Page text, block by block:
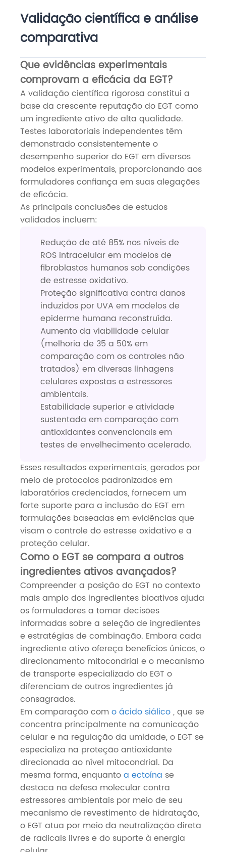
Validação científica e análise
comparativa
Que evidências experimentais
comprovam a eficácia da EGT?
A validação científica rigorosa constitui a
base da crescente reputação do EGT como
um ingrediente ativo de alta qualidade.
Testes laboratoriais independentes têm
demonstrado consistentemente o
desempenho superior do EGT em diversos
modelos experimentais, proporcionando aos
formuladores confiança em suas alegações
de eficácia.
As principais conclusões de estudos
validados incluem:
Redução de até 85% nos níveis de
ROS intracelular em modelos de
fibroblastos humanos sob condições
de estresse oxidativo.
Proteção significativa contra danos
induzidos por UVA em modelos de
epiderme humana reconstruída.
Aumento da viabilidade celular
(melhoria de 35 a 50% em
comparação com os controles não
tratados) em diversas linhagens
celulares expostas a estressores
ambientais.
Estabilidade superior e atividade
sustentada em comparação com
antioxidantes convencionais em
testes de envelhecimento acelerado.
Esses resultados experimentais, gerados por
meio de protocolos padronizados em
laboratórios credenciados, fornecem um
forte suporte para a inclusão do EGT em
formulações baseadas em evidências que
visam o controle do estresse oxidativo e a
proteção celular.
Como o EGT se compara a outros
ingredientes ativos avançados?
Compreender a posição do EGT no contexto
mais amplo dos ingredientes bioativos ajuda
os formuladores a tomar decisões
informadas sobre a seleção de ingredientes
e estratégias de combinação. Embora cada
ingrediente ativo ofereça benefícios únicos, o
direcionamento mitocondrial e o mecanismo
de transporte especializado do EGT o
diferenciam de outros ingredientes já
consagrados.
Em comparação como ácido siálico, que se
concentra principalmente na comunicação
celular e na regulação da umidade, o EGT se
especializa na proteção antioxidante
direcionada ao nível mitocondrial. Da
mesma forma, enquantoa ectoína se
destaca na defesa molecular contra
estressores ambientais por meio de seu
mecanismo de revestimento de hidratação,
o EGT atua por meio da neutralização direta
de radicais livres e do suporte à energia